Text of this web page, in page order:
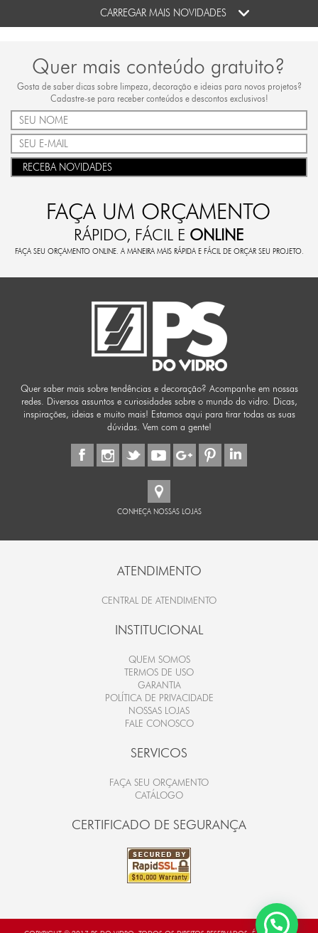
CARREGAR MAIS NOVIDADES
Quer mais conteúdo gratuito?
Gosta de saber dicas sobre limpeza, decoração e ideias para novos projetos?
Cadastre-se para receber conteúdos e descontos exclusivos!
RECEBA NOVIDADES
FAÇA UM ORÇAMENTO
RÁPIDO, FÁCIL E ONLINE
FAÇA SEU ORÇAMENTO ONLINE. A MANEIRA MAIS RÁPIDA E FÁCIL DE ORÇAR SEU PROJETO.
Quer saber mais sobre tendências e decoração? Acompanhe em nossas
redes. Diversos assuntos e curiosidades sobre o mundo do vidro. Dicas,
inspirações, ideias e muito mais! Estamos aqui para tirar todas as suas
dúvidas. Vem com a gente!
CONHEÇA NOSSAS LOJAS
ATENDIMENTO
CENTRAL DE ATENDIMENTO
INSTITUCIONAL
QUEM SOMOS
TERMOS DE USO
GARANTIA
POLÍTICA DE PRIVACIDADE
NOSSAS LOJAS
FALE CONOSCO
SERVICOS
FAÇA SEU ORÇAMENTO
CATÁLOGO
CERTIFICADO DE SEGURANÇA